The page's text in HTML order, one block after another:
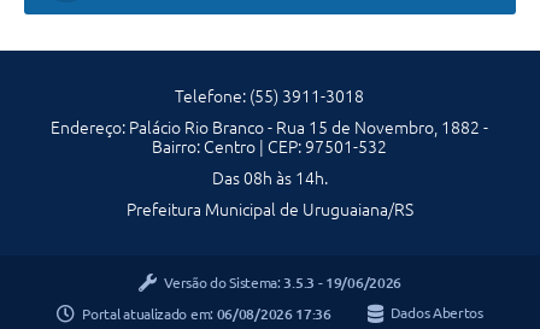
Telefone: (55) 3911-3018
Endereço: Palácio Rio Branco - Rua 15 de Novembro, 1882 -
Bairro: Centro | CEP: 97501-532
Das 08h às 14h.
Prefeitura Municipal de Uruguaiana/RS
Versão do Sistema: 3.5.3 - 19/06/2026
Portal atualizado em: 06/08/2026 17:36 Dados Abertos